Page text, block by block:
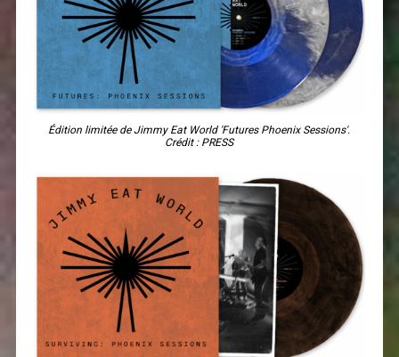
Édition limitée de Jimmy Eat World 'Futures Phoenix Sessions'.
Crédit : PRESS